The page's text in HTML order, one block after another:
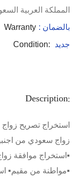
المملكة العربية
Warranty
: بالضمان
Condition:
جديد
Description:
استخراج تصريح
زواج سعودي من
▪️استخراج موافقة
مواطنة من مقيم▪️ استخراج تصريح زواج مقيم من مواطنة▪️